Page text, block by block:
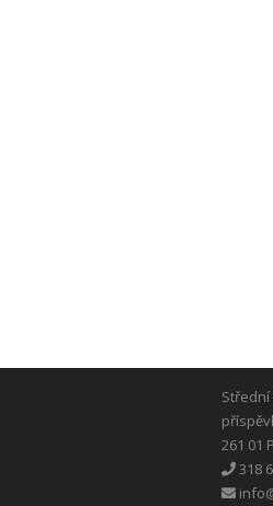
261 01
318